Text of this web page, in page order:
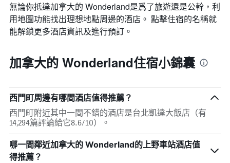
無論你抵達加拿大的 Wonderland​是爲了旅遊還是公幹，利
用地圖功能找出理想地點周邊的酒店。 點擊住宿的名稱就
能解鎖更多酒店資訊及進行預訂。
加拿大的 Wonderland住宿小錦囊
西門町周邊有哪間酒店值得推薦？
西門町附近其中一間不錯的酒店是台北凱達大飯店（有
14,294篇評論給它8.6/10）。
哪一間鄰近加拿大的 Wonderland的上野車站酒店值
得推薦？